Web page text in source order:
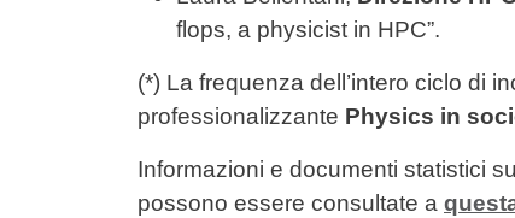
flops, a physicist in HPC”.
(*) La frequenza dell’intero ciclo di
professionalizzante Physics in
Informazioni e documenti statistici
possono essere consultate a